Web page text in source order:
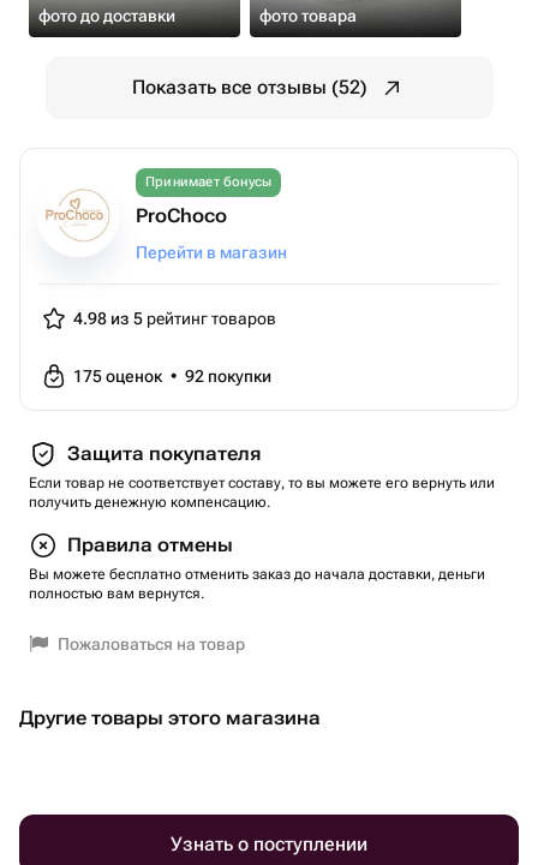
фото до доставки фото товара
Показать все отзывы (52)
Принимает бонусы
ProChoco
Перейти в магазин
4.98 из 5 рейтинг товаров
175оценок • 92 покупки
Защита покупателя
Если товар не соответствует составу, то вы можете его вернуть или
получить денежную компенсацию.
Правила отмены
Вы можете бесплатно отменить заказ до начала доставки, деньги
полностью вам вернутся.
Пожаловаться на товар
Другие товары этого магазина
Узнать о поступлении